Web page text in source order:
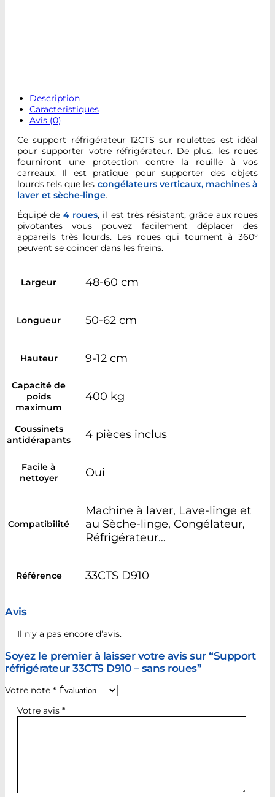
Description
Caracteristiques
Avis (0)
Ce support réfrigérateur 12CTS sur roulettes est idéal
pour supporter votre réfrigérateur. De plus, les roues
fourniront une protection contre la rouille à vos
carreaux. Il est pratique pour supporter des objets
lourds tels que les congélateurs verticaux, machines à
laver et sèche-linge.
Équipé de4 roues, il est très résistant, grâce aux roues
pivotantes vous pouvez facilement déplacer des
appareils très lourds. Les roues qui tournent à 360°
peuvent se coincer dans les freins.
Largeur 48-60 cm
Longueur 50-62 cm
Hauteur 9-12 cm
Capacité de
poids
maximum
400 kg
Coussinets
antidérapants
4 pièces inclus
Facile à
nettoyer
Oui
Compatibilité
Machine à laver, Lave-linge et
au Sèche-linge, Congélateur,
Réfrigérateur…
Référence 33CTS D910
Avis
Il n’y a pas encore d’avis.
Soyez le premier à laisser votre avis sur “Support
réfrigérateur 33CTS D910 – sans roues”
Votre note *
Votre avis *